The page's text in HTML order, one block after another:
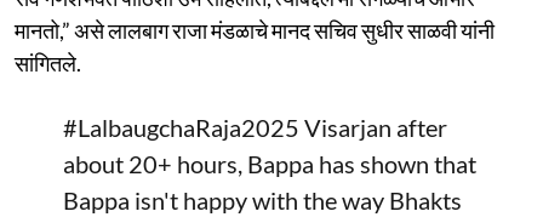
मानतो,” असे लालबाग राजा मंडळाचे मानद सचिव सुधीर साळवी यांनी
सांगितले.
#LalbaugchaRaja2025 Visarjan after
about 20+ hours, Bappa has shown that
Bappa isn't happy with the way Bhakts